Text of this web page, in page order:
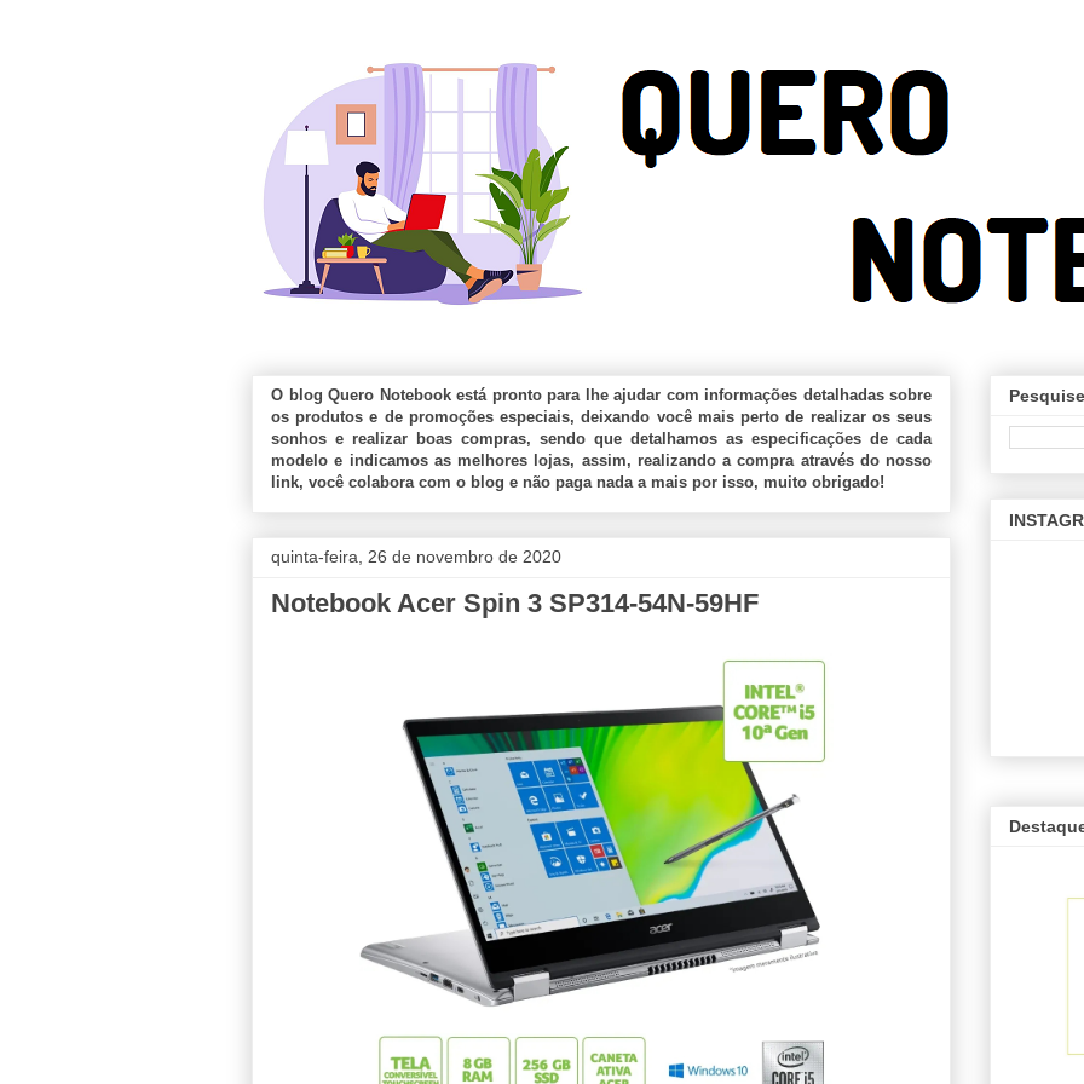
O blog Quero Notebook está pronto para lhe ajudar com informações detalhadas sobre
os produtos e de promoções especiais, deixando você mais perto de realizar os seus
sonhos e realizar boas compras, sendo que detalhamos as especificações de cada
modelo e indicamos as melhores lojas, assim, realizando a compra através do nosso
link, você colabora com o blog e não paga nada a mais por isso, muito obrigado!
quinta-feira, 26 de novembro de 2020
Notebook Acer Spin 3 SP314-54N-59HF